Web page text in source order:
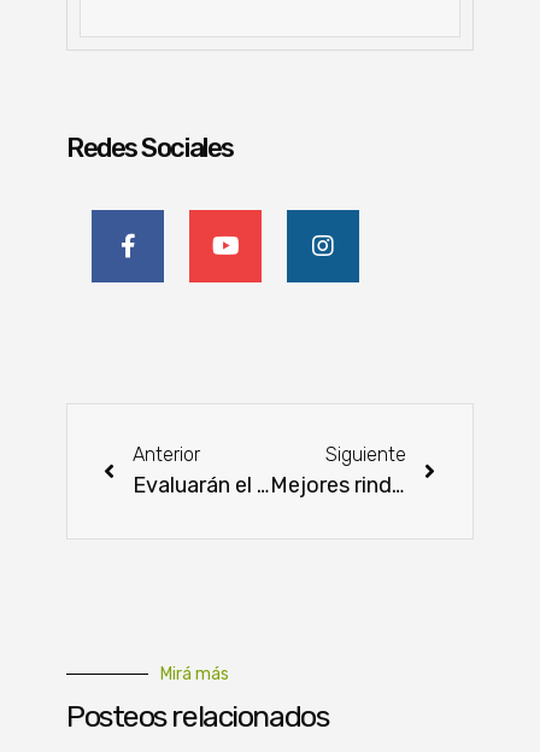
Redes Sociales
Anterior
Evaluarán el desarrollo de proyectos que apoyan a la pequeña agricultura
Siguiente
Mejores rindes en cebolla mediante la incorporación de tecnología
Mirá más
Posteos relacionados